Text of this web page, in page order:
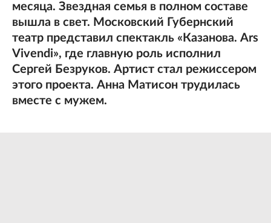
месяца. Звездная семья в полном составе
вышла в свет. Московский Губернский
театр представил спектакль «Казанова. Ars
Vivendi», где главную роль исполнил
Сергей Безруков. Артист стал режиссером
этого проекта. Анна Матисон трудилась
вместе с мужем.